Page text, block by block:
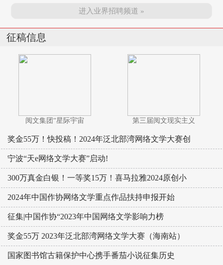
进入业界招聘频道 »
征稿信息
阅文集团“星际宇宙 第三届阅文现实主义
奖金55万！快投稿！2024年泛北部湾网络文学大赛创
宁波“天e网络文学大赛”启动!
300万真金白银！一等奖15万！喜马拉雅2024原创小
2024年中国作协网络文学重点作品扶持申报开始
征集|中国作协“2023年中国网络文学影响力榜
奖金55万 2023年泛北部湾网络文学大赛（海南站）
国家图书馆古籍保护中心携手番茄小说征集历史